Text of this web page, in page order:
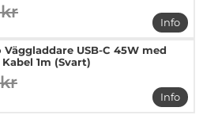
pris
Info
mer
Väggladdare USB-C 45W med
Kabel 1m (Svart)
pris
Info
mer